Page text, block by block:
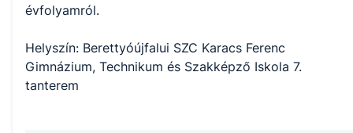
évfolyamról.
Helyszín: Berettyóújfalui SZC Karacs Ferenc
Gimnázium, Technikum és Szakképző Iskola 7.
tanterem